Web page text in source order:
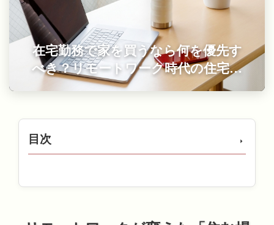
在宅勤務で家を買うなら何を優先す
べき？リモートワーク時代の住宅購
入チェックリスト
目次